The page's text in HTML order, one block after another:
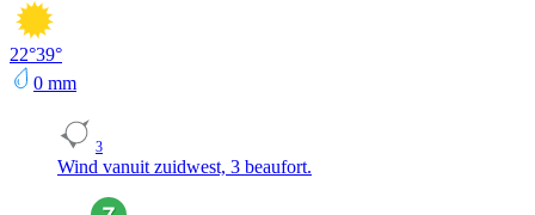
22°39°
0 mm
3
Wind vanuit zuidwest, 3 beaufort.